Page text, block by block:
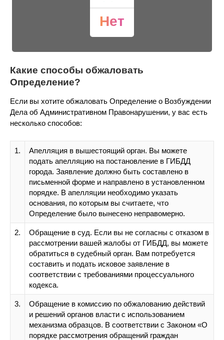
Нет
Какие способы обжаловать
Определение?
Если вы хотите обжаловать Определение о Возбуждении
Дела об Административном Правонарушении, у вас есть
несколько способов:
1.
Апелляция в вышестоящий орган. Вы можете
подать апелляцию на постановление в ГИБДД
города. Заявление должно быть составлено в
письменной форме и направлено в установленном
порядке. В апелляции необходимо указать
основания, по которым вы считаете, что
Определение было вынесено неправомерно.
2.
Обращение в суд. Если вы не согласны с отказом в
рассмотрении вашей жалобы от ГИБДД, вы можете
обратиться в судебный орган. Вам потребуется
составить и подать исковое заявление в
соответствии с требованиями процессуального
кодекса.
3.
Обращение в комиссию по обжалованию действий
и решений органов власти с использованием
механизма образцов. В соответствии с Законом «О
порядке рассмотрения обращений граждан